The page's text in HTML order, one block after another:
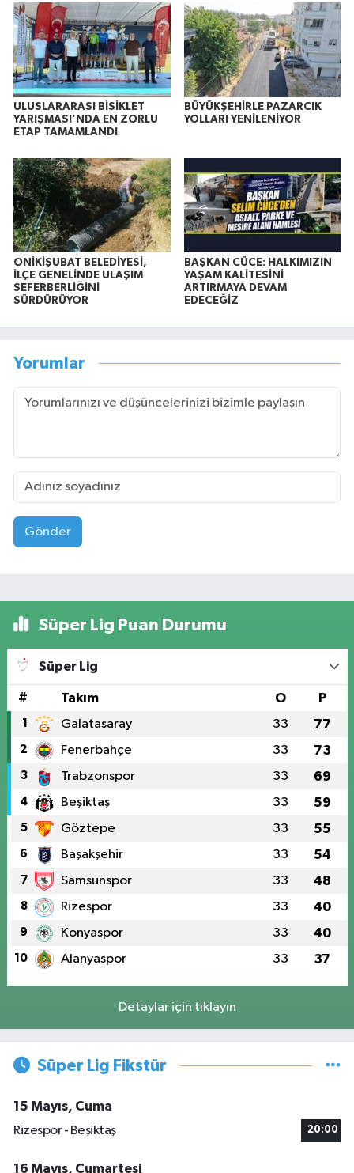
ULUSLARARASI BİSİKLET
YARIŞMASI’NDA EN ZORLU
ETAP TAMAMLANDI
BÜYÜKŞEHİRLE PAZARCIK
YOLLARI YENİLENİYOR
ONİKİŞUBAT BELEDİYESİ,
İLÇE GENELİNDE ULAŞIM
SEFERBERLİĞİNİ
SÜRDÜRÜYOR
BAŞKAN CÜCE: HALKIMIZIN
YAŞAM KALİTESİNİ
ARTIRMAYA DEVAM
EDECEĞİZ
Yorumlar
Gönder
Süper Lig Puan Durumu
Süper Lig
# Takım O P
1 Galatasaray 33 77
2 Fenerbahçe 33 73
3 Trabzonspor 33 69
4 Beşiktaş 33 59
5 Göztepe 33 55
6 Başakşehir 33 54
7 Samsunspor 33 48
8 Rizespor 33 40
9 Konyaspor 33 40
10 Alanyaspor 33 37
Detaylar için tıklayın
Süper Lig Fikstür
15 Mayıs, Cuma
Rizespor - Beşiktaş
20:00
16 Mayıs, Cumartesi